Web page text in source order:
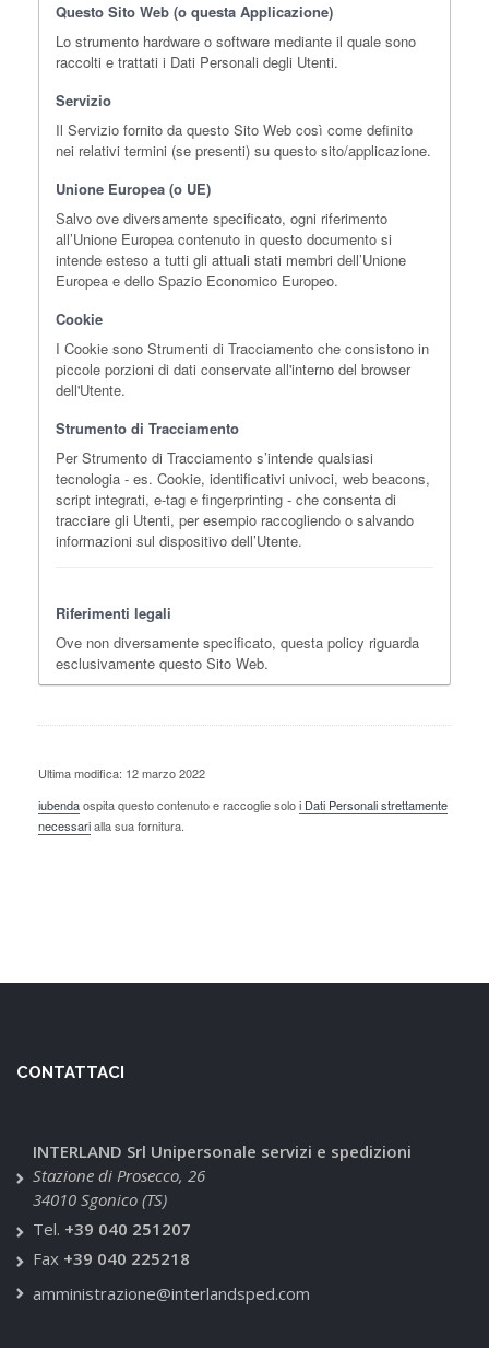
Questo Sito Web (o questa Applicazione)
Lo strumento hardware o software mediante il quale sono
raccolti e trattati i Dati Personali degli Utenti.
Servizio
Il Servizio fornito da questo Sito Web così come definito
nei relativi termini (se presenti) su questo sito/applicazione.
Unione Europea (o UE)
Salvo ove diversamente specificato, ogni riferimento
all’Unione Europea contenuto in questo documento si
intende esteso a tutti gli attuali stati membri dell’Unione
Europea e dello Spazio Economico Europeo.
Cookie
I Cookie sono Strumenti di Tracciamento che consistono in
piccole porzioni di dati conservate all'interno del browser
dell'Utente.
Strumento di Tracciamento
Per Strumento di Tracciamento s’intende qualsiasi
tecnologia - es. Cookie, identificativi univoci, web beacons,
script integrati, e-tag e fingerprinting - che consenta di
tracciare gli Utenti, per esempio raccogliendo o salvando
informazioni sul dispositivo dell’Utente.
Riferimenti legali
Ove non diversamente specificato, questa policy riguarda
esclusivamente questo Sito Web.
Ultima modifica: 12 marzo 2022
iubendaospita questo contenuto e raccoglie soloi Dati Personali strettamente
necessarialla sua fornitura.
CONTATTACI
INTERLAND Srl Unipersonale servizi e spedizioni
Stazione di Prosecco, 26
34010 Sgonico (TS)
Tel. +39 040 251207
Fax +39 040 225218
amministrazione@interlandsped.com